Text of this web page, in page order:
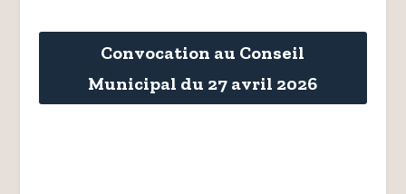
Convocation au Conseil
Municipal du 27 avril 2026